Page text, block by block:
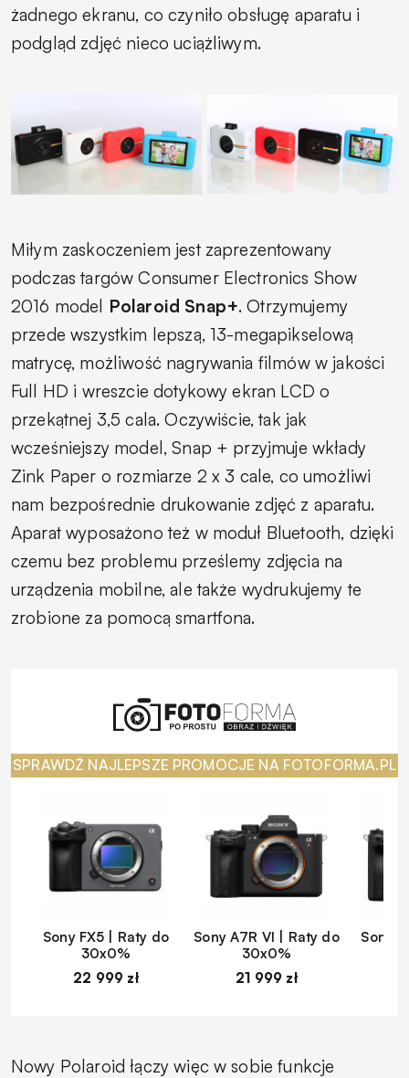
żadnego ekranu, co czyniło obsługę aparatu i
podgląd zdjęć nieco uciążliwym.
Miłym zaskoczeniem jest zaprezentowany
podczas targów Consumer Electronics Show
2016 model Polaroid Snap+. Otrzymujemy
przede wszystkim lepszą, 13-megapikselową
matrycę, możliwość nagrywania filmów w jakości
Full HD i wreszcie dotykowy ekran LCD o
przekątnej 3,5 cala. Oczywiście, tak jak
wcześniejszy model, Snap + przyjmuje wkłady
Zink Paper o rozmiarze 2 x 3 cale, co umożliwi
nam bezpośrednie drukowanie zdjęć z aparatu.
Aparat wyposażono też w moduł Bluetooth, dzięki
czemu bez problemu prześlemy zdjęcia na
urządzenia mobilne, ale także wydrukujemy te
zrobione za pomocą smartfona.
SPRAWDŹ NAJLEPSZE PROMOCJE NA FOTOFORMA.PL
Sony FX5 | Raty do
30x0%
22 999 zł
Sony A7R VI | Raty do
30x0%
21 999 zł
Sony
Nowy Polaroid łączy więc w sobie funkcje